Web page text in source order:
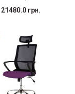
21480.0 грн.